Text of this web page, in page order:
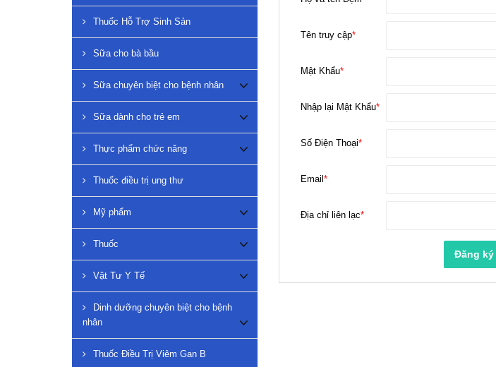
Thuốc Hỗ Trợ Sinh Sản
Sữa cho bà bầu
Sữa chuyên biệt cho bệnh nhân
Sữa dành cho trẻ em
Thực phẩm chức năng
Thuốc điều trị ung thư
Mỹ phẩm
Thuốc
Vật Tư Y Tế
Dinh dưỡng chuyên biệt cho bệnh
nhân
Thuốc Điều Trị Viêm Gan B
Tên truy cập*
Mật Khẩu*
Nhập lại Mật Khẩu*
Số Điện Thoại*
Email *
Địa chỉ liên lạc*